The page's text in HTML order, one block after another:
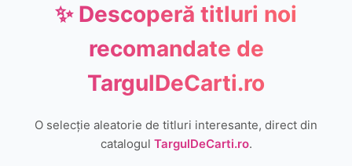
✨ Descoperă titluri noi
recomandate de
TargulDeCarti.ro
O selecție aleatorie de titluri interesante, direct din
catalogul TargulDeCarti.ro.